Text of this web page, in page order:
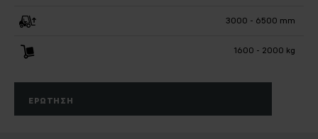
3000 - 6500 mm
1600 - 2000 kg
ΕΡΏΤΗΣΗ